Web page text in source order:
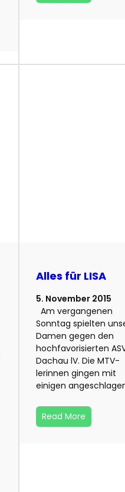
Alles für LISA
5. November 2015
Am vergangenen
Sonntag spielten
Damen gegen den
hochfavorisierten
Dachau lV. Die MTV-
lerinnen gingen mit
einigen
Read More